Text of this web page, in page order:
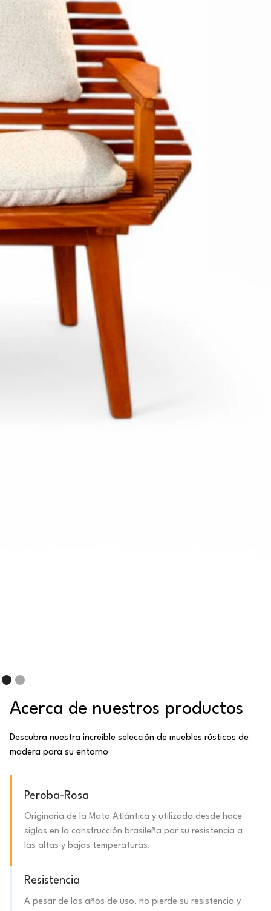
Acerca de nuestros productos
Descubra nuestra increíble selección de muebles rústicos de
madera para su entorno
Peroba-Rosa
Originaria de la Mata Atlántica y utilizada desde hace
siglos en la construcción brasileña por su resistencia a
las altas y bajas temperaturas.
Resistencia
A pesar de los años de uso, no pierde su resistencia y